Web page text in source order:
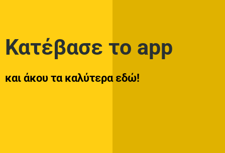
Κατέβασε το app
και άκου τα καλύτερα εδώ!